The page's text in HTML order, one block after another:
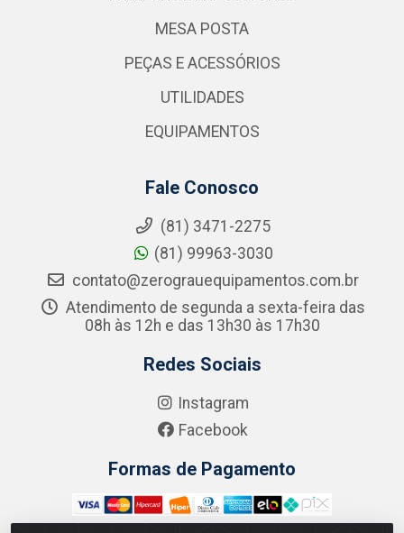
MESA POSTA
PEÇAS E ACESSÓRIOS
UTILIDADES
EQUIPAMENTOS
Fale Conosco
(81) 3471-2275
(81) 99963-3030
contato@zerograuequipamentos.com.br
Atendimento de segunda a sexta-feira das
08h às 12h e das 13h30 às 17h30
Redes Sociais
Instagram
Facebook
Formas de Pagamento